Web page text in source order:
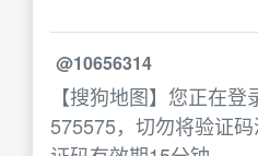
@10656314
【搜狗地图】您正在
575575，切勿将验证